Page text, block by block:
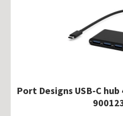
Port Designs USB-C hub